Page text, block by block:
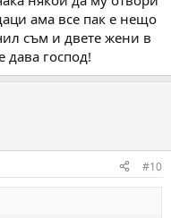
ама все пак е нещо
съм и двете жени в
дава господ!
#10